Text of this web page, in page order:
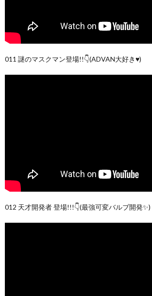
011 謎のマスクマン登場!!👇(ADVAN大好き♥)
012 天才開発者 登場!!!👇(最強可変バルブ開発✨)